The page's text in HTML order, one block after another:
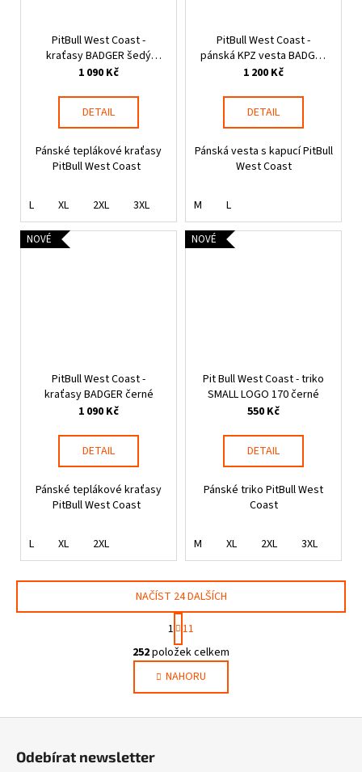
PitBull West Coast -
kraťasy BADGER šedý
melír
1 090 Kč
DETAIL
Pánské teplákové kraťasy
PitBull West Coast
L XL 2XL 3XL
PitBull West Coast -
pánská KPZ vesta BADGER
černá
1 200 Kč
DETAIL
Pánská vesta s kapucí PitBull
West Coast
M L
NOVÉ
PitBull West Coast -
kraťasy BADGER černé
1 090 Kč
DETAIL
Pánské teplákové kraťasy
PitBull West Coast
L XL 2XL
NOVÉ
Pit Bull West Coast - triko
SMALL LOGO 170 černé
550 Kč
DETAIL
Pánské triko PitBull West
Coast
M XL 2XL 3XL
O
v
l
á
d
NAČÍST 24 DALŠÍCH
S
t
r
á
n
k
1 11
252položek celkem
NAHORU
Odebírat newsletter